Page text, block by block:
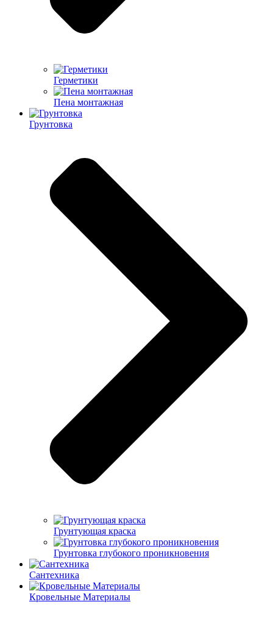
Герметики
Пена монтажная
Грунтовка
Грунтующая краска
Грунтовка глубокого проникновения
Сантехника
Кровельные Материалы